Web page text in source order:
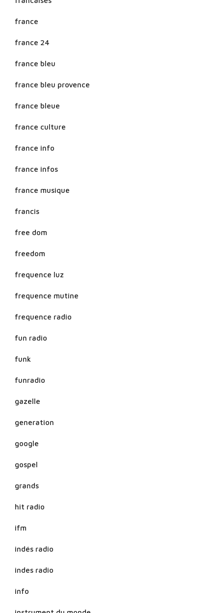
france
france 24
france bleu
france bleu provence
france bleue
france culture
france info
france infos
france musique
francis
free dom
freedom
frequence luz
frequence mutine
frequence radio
fun radio
funk
funradio
gazelle
generation
google
gospel
grands
hit radio
ifm
indés radio
indes radio
info